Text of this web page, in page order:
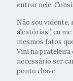
entrar nele:
Não sou vidente,
aleatórias’’, eu
mesmos fatos
Vini na prateleira
necessário ser
ponto chave.